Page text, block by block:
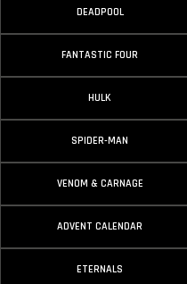
DEADPOOL
FANTASTIC FOUR
HULK
SPIDER-MAN
VENOM & CARNAGE
ADVENT CALENDAR
ETERNALS